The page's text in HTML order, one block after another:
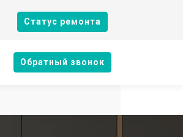
Cтатус ремонта
Oбратный звонок